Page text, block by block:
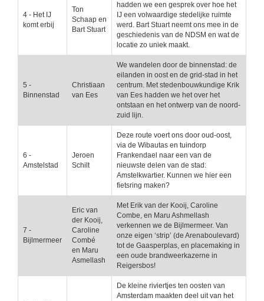
4 - Het IJ
komt erbij
Ton
Schaap en
Bart Stuart
hadden we een gesprek over hoe het
IJ een volwaardige stedelijke ruimte
werd. Bart Stuart neemt ons mee in de
geschiedenis van de NDSM en wat de
locatie zo uniek maakt.
5 -
Binnenstad
Christiaan
van Ees
We wandelen door de binnenstad: de
eilanden in oost en de grid-stad in het
centrum. Met stedenbouwkundige Krik
van Ees hadden we het over het
ontstaan en het ontwerp van de noord-
zuid lijn.
6 -
Amstelstad
Jeroen
Schilt
Deze route voert ons door oud-oost,
via de Wibautas en tuindorp
Frankendael naar een van de
nieuwste delen van de stad:
Amstelkwartier. Kunnen we hier een
fietsring maken?
7 -
Bijlmermeer
Eric van
der Kooij,
Caroline
Combé
en Maru
Asmellash
Met Erik van der Kooij, Caroline
Combe, en Maru Ashmellash
verkennen we de Bijlmermeer. Van
onze eigen ‘strip’ (de Arenaboulevard)
tot de Gaasperplas, en placemaking in
een oude brandweerkazerne in
Reigersbos!
De kleine riviertjes ten oosten van
Amsterdam maakten deel uit van het